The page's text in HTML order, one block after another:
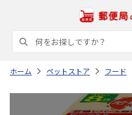
ホーム ペットストア フード